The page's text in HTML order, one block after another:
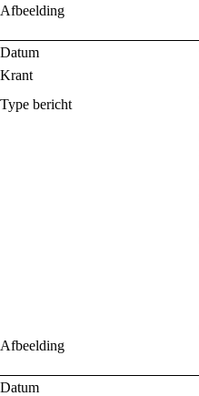
Afbeelding
Datum
Krant
Type bericht
Afbeelding
Datum